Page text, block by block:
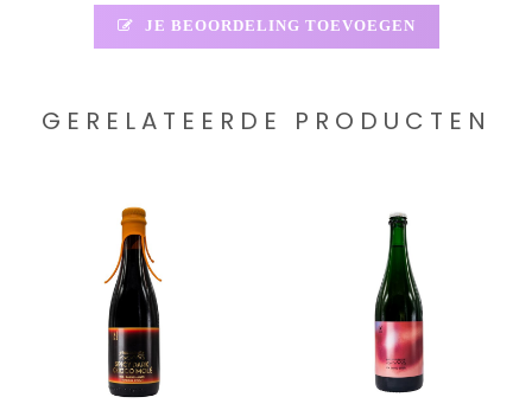
JE BEOORDELING TOEVOEGEN
GERELATEERDE PRODUCTEN